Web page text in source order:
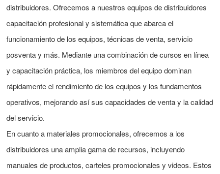
distribuidores. Ofrecemos a nuestros equipos de distribuidores
capacitación profesional y sistemática que abarca el
funcionamiento de los equipos, técnicas de venta, servicio
posventa y más. Mediante una combinación de cursos en línea
y capacitación práctica, los miembros del equipo dominan
rápidamente el rendimiento de los equipos y los fundamentos
operativos, mejorando así sus capacidades de venta y la calidad
del servicio.
En cuanto a materiales promocionales, ofrecemos a los
distribuidores una amplia gama de recursos, incluyendo
manuales de productos, carteles promocionales y videos. Estos